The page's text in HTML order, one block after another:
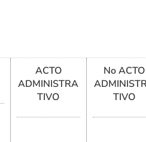
ACTO
ADMINISTRA
TIVO
No ACTO
TIVO